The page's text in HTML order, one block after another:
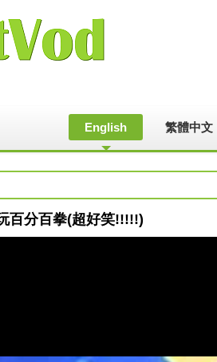
English 繁體中文
百分百拳(超好笑!!!!!)